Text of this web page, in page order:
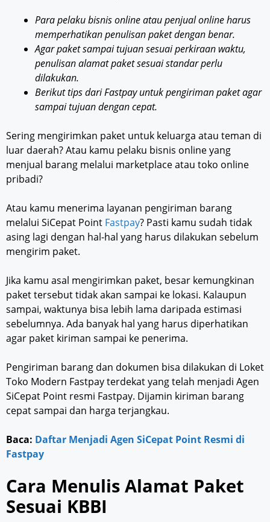
Para pelaku bisnis online atau penjual online harus
memperhatikan penulisan paket dengan benar.
Agar paket sampai tujuan sesuai perkiraan waktu,
penulisan alamat paket sesuai standar perlu
dilakukan.
Berikut tips dari Fastpay untuk pengiriman paket agar
sampai tujuan dengan cepat.
Sering mengirimkan paket untuk keluarga atau teman di
luar daerah? Atau kamu pelaku bisnis online yang
menjual barang melalui marketplace atau toko online
pribadi?
Atau kamu menerima layanan pengiriman barang
melalui SiCepat Point Fastpay? Pasti kamu sudah tidak
asing lagi dengan hal-hal yang harus dilakukan sebelum
mengirim paket.
Jika kamu asal mengirimkan paket, besar kemungkinan
paket tersebut tidak akan sampai ke lokasi. Kalaupun
sampai, waktunya bisa lebih lama daripada estimasi
sebelumnya. Ada banyak hal yang harus diperhatikan
agar paket kiriman sampai ke penerima.
Pengiriman barang dan dokumen bisa dilakukan di Loket
Toko Modern Fastpay terdekat yang telah menjadi Agen
SiCepat Point resmi Fastpay. Dijamin kiriman barang
cepat sampai dan harga terjangkau.
Baca: Daftar Menjadi Agen SiCepat Point Resmi di
Fastpay
Cara Menulis Alamat Paket
Sesuai KBBI